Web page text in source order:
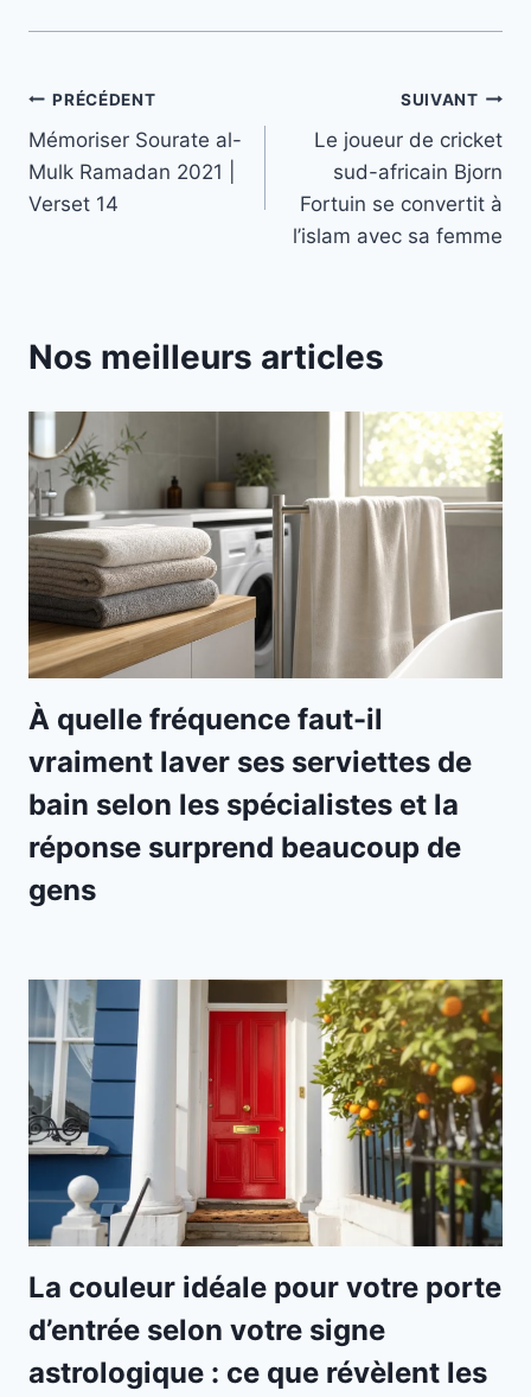
Navigation
de
l’article
PRÉCÉDENT
Mémoriser Sourate al-
Mulk Ramadan 2021 |
Verset 14
SUIVANT
Le joueur de cricket
sud-africain Bjorn
Fortuin se convertit à
l’islam avec sa femme
Nos meilleurs articles
À quelle fréquence faut-il
vraiment laver ses serviettes de
bain selon les spécialistes et la
réponse surprend beaucoup de
gens
La couleur idéale pour votre porte
d’entrée selon votre signe
astrologique : ce que révèlent les